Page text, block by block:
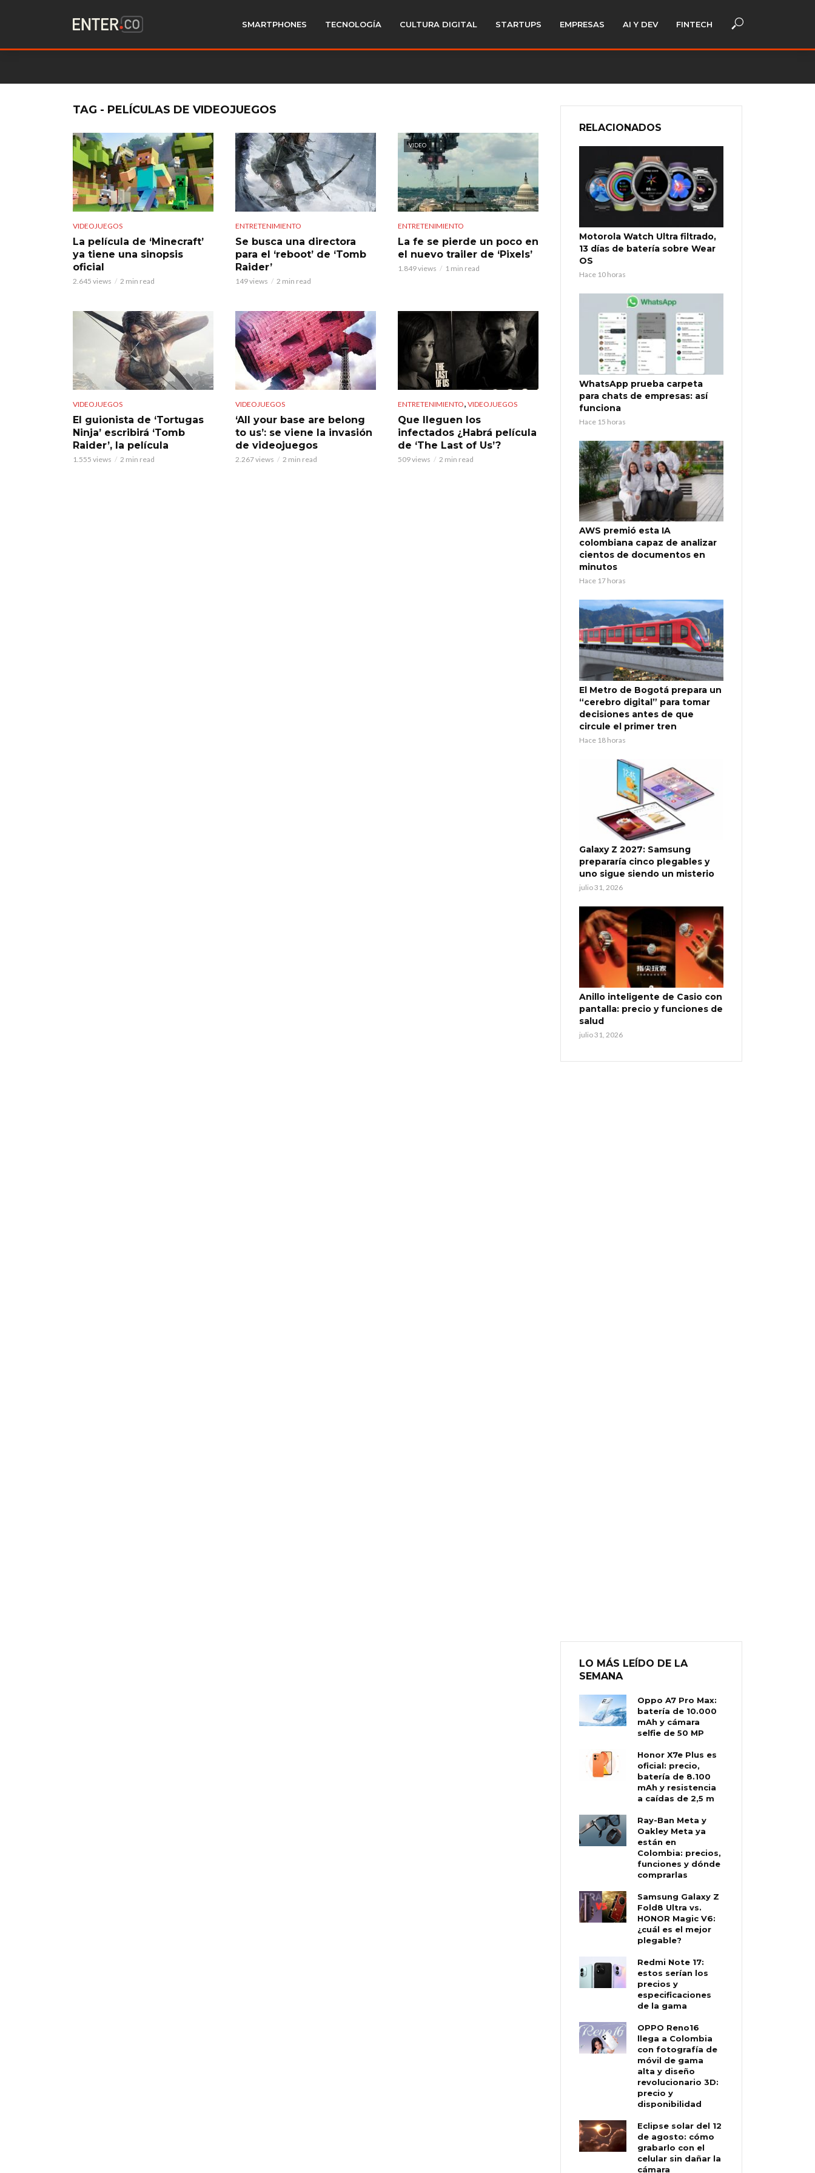
SMARTPHONES TECNOLOGÍA CULTURA DIGITAL STARTUPS EMPRESAS AI Y DEV FINTECH
TAG - PELÍCULAS DE VIDEOJUEGOS
VIDEOJUEGOS
La película de ‘Minecraft’
ya tiene una sinopsis
oficial
2.645 views 2 min read
ENTRETENIMIENTO
Se busca una directora
para el ‘reboot’ de ‘Tomb
Raider’
149 views 2 min read
VIDEO
ENTRETENIMIENTO
La fe se pierde un poco en
el nuevo trailer de ‘Pixels’
1.849 views 1 min read
VIDEOJUEGOS
El guionista de ‘Tortugas
Ninja’ escribirá ‘Tomb
Raider’, la película
1.555 views 2 min read
VIDEOJUEGOS
‘All your base are belong
to us’: se viene la invasión
de videojuegos
2.267 views 2 min read
ENTRETENIMIENTO, VIDEOJUEGOS
Que lleguen los
infectados ¿Habrá película
de ‘The Last of Us’?
509 views 2 min read
RELACIONADOS
Motorola Watch Ultra filtrado,
13 días de batería sobre Wear
OS
Hace 10 horas
WhatsApp prueba carpeta
para chats de empresas: así
funciona
Hace 15 horas
AWS premió esta IA
colombiana capaz de analizar
cientos de documentos en
minutos
Hace 17 horas
El Metro de Bogotá prepara un
“cerebro digital” para tomar
decisiones antes de que
circule el primer tren
Hace 18 horas
Galaxy Z 2027: Samsung
prepararía cinco plegables y
uno sigue siendo un misterio
julio 31, 2026
Anillo inteligente de Casio con
pantalla: precio y funciones de
salud
julio 31, 2026
LO MÁS LEÍDO DE LA
SEMANA
Oppo A7 Pro Max:
batería de 10.000
mAh y cámara
selfie de 50 MP
Honor X7e Plus es
oficial: precio,
batería de 8.100
mAh y resistencia
a caídas de 2,5 m
Ray-Ban Meta y
Oakley Meta ya
están en
Colombia: precios,
funciones y dónde
comprarlas
Samsung Galaxy Z
Fold8 Ultra vs.
HONOR Magic V6:
¿cuál es el mejor
plegable?
Redmi Note 17:
estos serían los
precios y
especificaciones
de la gama
OPPO Reno16
llega a Colombia
con fotografía de
móvil de gama
alta y diseño
revolucionario 3D:
precio y
disponibilidad
Eclipse solar del 12
de agosto: cómo
grabarlo con el
celular sin dañar la
cámara